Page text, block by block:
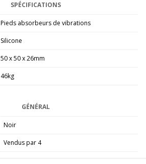
SPÉCIFICATIONS
Pieds absorbeurs de vibrations
Silicone
50 x 50 x 26mm
46kg
GÉNÉRAL
Noir
Vendus par 4